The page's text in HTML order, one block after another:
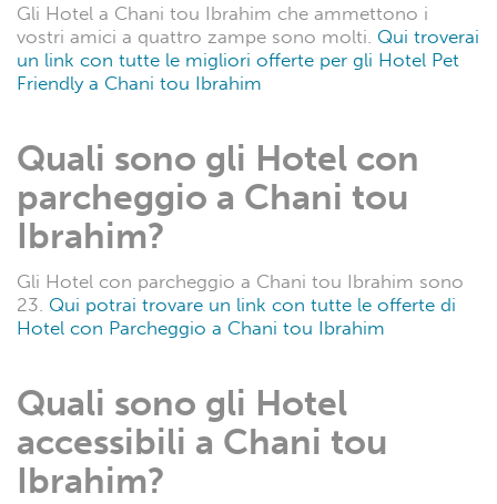
Gli Hotel a Chani tou Ibrahim che ammettono i
vostri amici a quattro zampe sono molti. Qui troverai
un link con tutte le migliori offerte per gli Hotel Pet
Friendly a Chani tou Ibrahim
Quali sono gli Hotel con
parcheggio a Chani tou
Ibrahim?
Gli Hotel con parcheggio a Chani tou Ibrahim sono
23. Qui potrai trovare un link con tutte le offerte di
Hotel con Parcheggio a Chani tou Ibrahim
Quali sono gli Hotel
accessibili a Chani tou
Ibrahim?